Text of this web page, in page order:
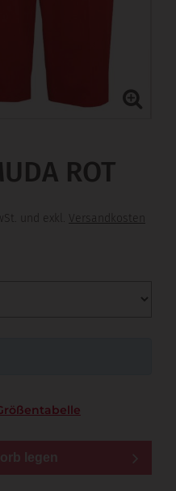
ROT
und exkl. Versandkosten
legen